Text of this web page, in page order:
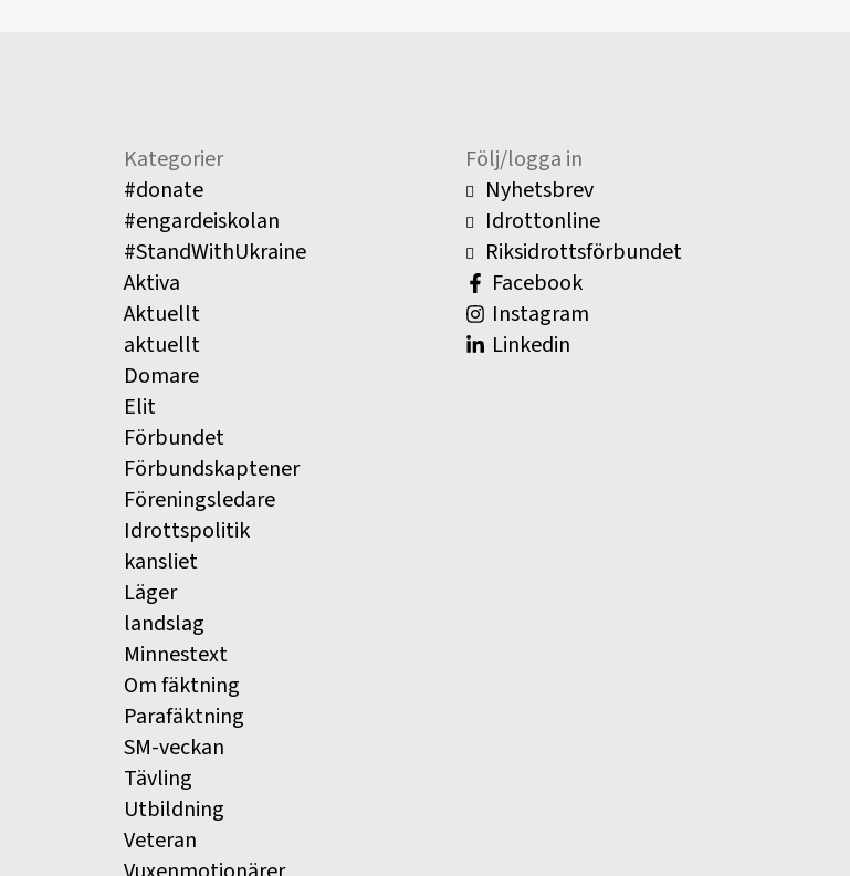
Kategorier
#donate
#engardeiskolan
#StandWithUkraine
Aktiva
Aktuellt
aktuellt
Domare
Elit
Förbundet
Förbundskaptener
Föreningsledare
Idrottspolitik
kansliet
Läger
landslag
Minnestext
Om fäktning
Parafäktning
SM-veckan
Tävling
Utbildning
Veteran
Följ/logga in
Nyhetsbrev
Idrottonline
Riksidrottsförbundet
Facebook
Instagram
Linkedin